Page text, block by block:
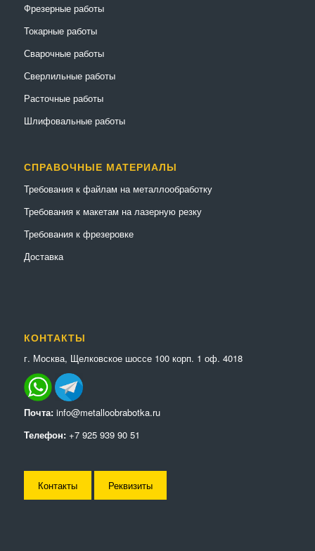
Фрезерные работы
Токарные работы
Сварочные работы
Сверлильные работы
Расточные работы
Шлифовальные работы
СПРАВОЧНЫЕ МАТЕРИАЛЫ
Требования к файлам на металлообработку
Требования к макетам на лазерную резку
Требования к фрезеровке
Доставка
КОНТАКТЫ
г. Москва, Щелковское шоссе 100 корп. 1 оф. 4018
Почта: info@metalloobrabotka.ru
Телефон: +7 925 939 90 51
Контакты Реквизиты